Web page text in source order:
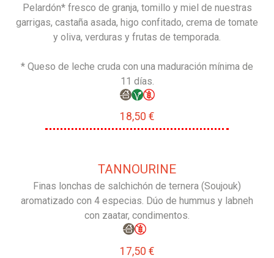
Pelardón* fresco de granja, tomillo y miel de nuestras
garrigas, castaña asada, higo confitado, crema de tomate
y oliva, verduras y frutas de temporada.
* Queso de leche cruda con una maduración mínima de
11 días.
18,50 €
TANNOURINE
Finas lonchas de salchichón de ternera (Soujouk)
aromatizado con 4 especias. Dúo de hummus y labneh
con zaatar, condimentos.
17,50 €